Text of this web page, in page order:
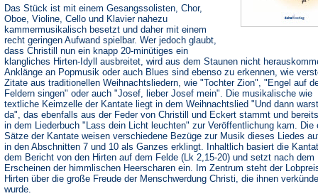
Das Stück ist mit einem Gesangssolisten, Chor,
Oboe, Violine, Cello und Klavier nahezu
kammermusikalisch besetzt und daher mit einem
recht geringen Aufwand spielbar. Wer jedoch glaubt,
dass Christill nun ein knapp 20-minütiges ein
klangliches Hirten-Idyll ausbreitet, wird aus dem Staunen nicht
Anklänge an Popmusik oder auch Blues sind ebenso zu erkennen, wie
Zitate aus traditionellen Weihnachtsliedern, wie "Tochter Zion", "Engel auf
Feldern singen" oder auch "Josef, lieber Josef mein". Die musikalische wie
textliche Keimzelle der Kantate liegt in dem Weihnachtslied "Und dann
da", das ebenfalls aus der Feder von Christill und Eckert stammt und
in dem Liederbuch "Lass dein Licht leuchten" zur Veröffentlichung kam. Die
Sätze der Kantate weisen verschiedene Bezüge zur Musik dieses Liedes
in den Abschnitten 7 und 10 als Ganzes erklingt. Inhaltlich basiert die
dem Bericht von den Hirten auf dem Felde (Lk 2,15-20) und setzt nach dem
Erscheinen der himmlischen Heerscharen ein. Im Zentrum steht der
Hirten über die große Freude der Menschwerdung Christi, die ihnen
wurde.